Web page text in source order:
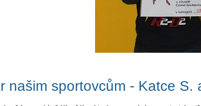
našim sportovcům - Katce S.